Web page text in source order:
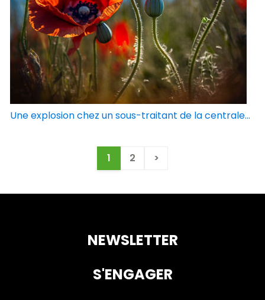
Une explosion chez un sous-traitant de la centrale...
1 2 >
NEWSLETTER
S'ENGAGER